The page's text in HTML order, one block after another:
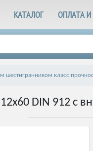
КАТАЛОГ ОПЛАТА
шестигранником класс
DIN 912 с